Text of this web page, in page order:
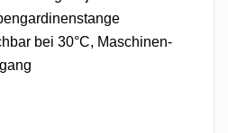
bei 30°C, Maschinen-